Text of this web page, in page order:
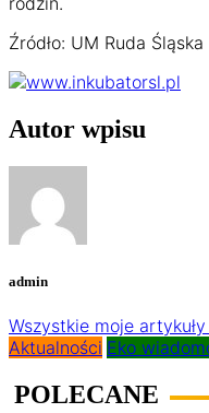
Źródło: UM Ruda Śląska
Autor wpisu
admin
Wszystkie moje artykuły
Aktualności Eko
POLECANE